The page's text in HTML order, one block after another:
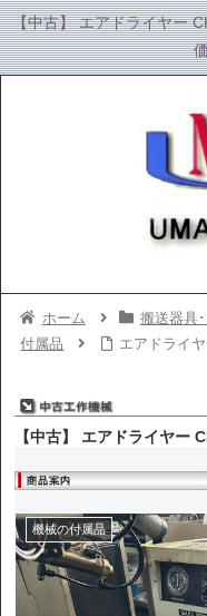
【中古】 エアドライヤー
ホーム 搬送器具
付属品
エアドライ
【中古】 エアドライヤー
機械の付属品